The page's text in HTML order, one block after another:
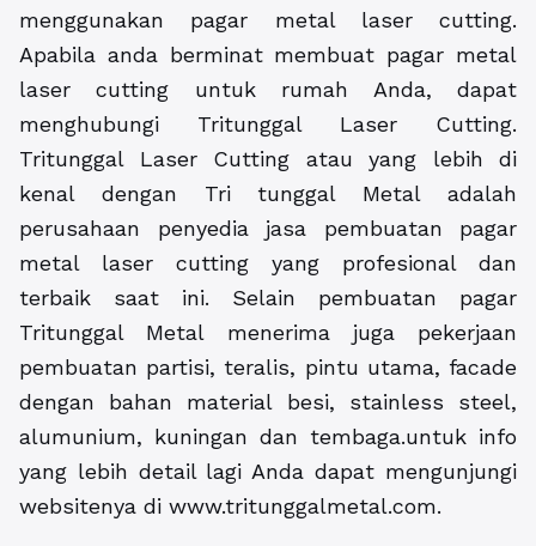
menggunakan pagar metal laser cutting.
Apabila anda berminat membuat pagar metal
laser cutting untuk rumah Anda, dapat
menghubungi Tritunggal Laser Cutting.
Tritunggal Laser Cutting atau yang lebih di
kenal dengan Tri tunggal Metal adalah
perusahaan penyedia jasa pembuatan pagar
metal laser cutting yang profesional dan
terbaik saat ini. Selain pembuatan pagar
Tritunggal Metal menerima juga pekerjaan
pembuatan partisi, teralis, pintu utama, facade
dengan bahan material besi, stainless steel,
alumunium, kuningan dan tembaga.untuk info
yang lebih detail lagi Anda dapat mengunjungi
websitenya di www.tritunggalmetal.com.